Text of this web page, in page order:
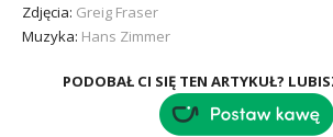
Zdjęcia: Greig Fraser
Muzyka: Hans Zimmer
PODOBAŁ CI SIĘ TEN ARTYKUŁ?